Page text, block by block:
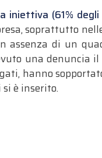
iniettiva (61%
soprattutto
assenza di un
una denuncia
hanno
è inserito.